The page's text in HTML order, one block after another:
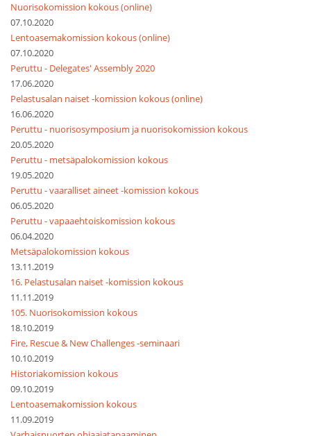
Nuorisokomission kokous (online)
07.10.2020
Lentoasemakomission kokous (online)
07.10.2020
Peruttu - Delegates' Assembly 2020
17.06.2020
Pelastusalan naiset -komission kokous (online)
16.06.2020
Peruttu - nuorisosymposium ja nuorisokomission kokous
20.05.2020
Peruttu - metsäpalokomission kokous
19.05.2020
Peruttu - vaaralliset aineet -komission kokous
06.05.2020
Peruttu - vapaaehtoiskomission kokous
06.04.2020
Metsäpalokomission kokous
13.11.2019
16. Pelastusalan naiset -komission kokous
11.11.2019
105. Nuorisokomission kokous
18.10.2019
Fire, Rescue & New Challenges -seminaari
10.10.2019
Historiakomission kokous
09.10.2019
Lentoasemakomission kokous
11.09.2019